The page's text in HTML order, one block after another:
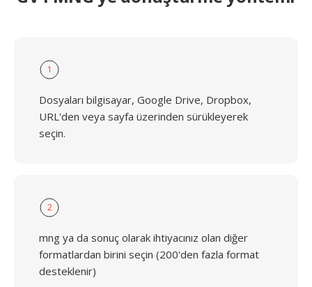
1
Dosyaları bilgisayar, Google Drive, Dropbox,
URL'den veya sayfa üzerinden sürükleyerek
seçin.
2
mng ya da sonuç olarak ihtiyacınız olan diğer
formatlardan birini seçin (200'den fazla format
desteklenir)